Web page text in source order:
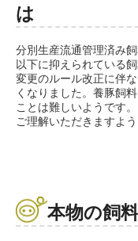
は
分別生産流通管理済み
以下に抑えられている
変更のルール改正に伴
くなりました。養豚飼
ことは難しいようです。
ご理解いただきますよ
本物の飼